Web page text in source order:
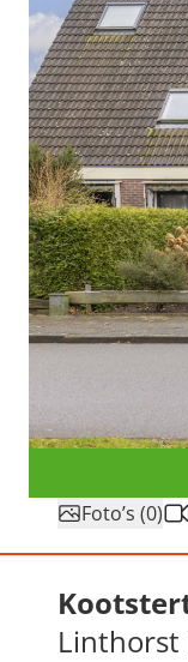
Foto’s (0)
Linthorst